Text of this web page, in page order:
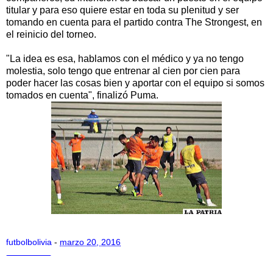
titular y para eso quiere estar en toda su plenitud y ser
tomando en cuenta para el partido contra The Strongest, en
el reinicio del torneo.
"La idea es esa, hablamos con el médico y ya no tengo
molestia, solo tengo que entrenar al cien por cien para
poder hacer las cosas bien y aportar con el equipo si somos
tomados en cuenta", finalizó Puma.
futbolbolivia - marzo 20, 2016